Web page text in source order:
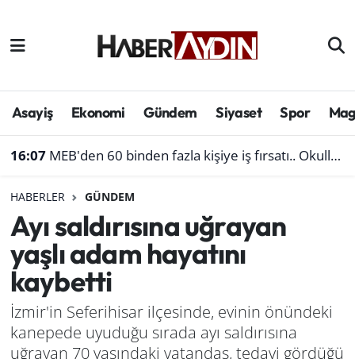
Asayiş Ekonomi Gündem Siyaset Spor
16:07 MEB'den 60 binden fazla kişiye iş fırsatı.. Okullara personel alınacak
HABERLER GÜNDEM
Ayı saldırısına uğrayan
yaşlı adam hayatını
kaybetti
İzmir'in Seferihisar ilçesinde, evinin önündeki
kanepede uyuduğu sırada ayı saldırısına
uğrayan 70 yaşındaki vatandaş, tedavi gördüğü
Afyonkarahisar
Çevre
Genel
Haber
Izmir
Kütahya
Aydın Hava Durumu
Süper Lig Puan Durumu ve Fikstür
Son Dakika Haberleri
Haber Arşivi